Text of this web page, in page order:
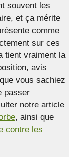
souvent les
et ça mérite
comme
sur ces
tient vraiment la
avis
vous sachiez
passer
notre article
, ainsi que
contre les